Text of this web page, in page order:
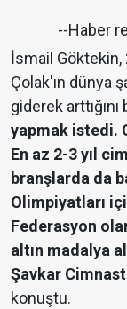
--Haber
İsmail Göktekin,
Çolak'ın dünya
giderek
yapmak istedi.
En az 2-3 yıl
branşlarda da
Olimpiyatları
Federasyon
altın madalya
Şavkar
konuştu.